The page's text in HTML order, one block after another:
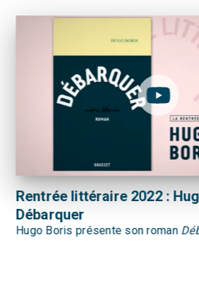
Rentrée littéraire 2022 :
Débarquer
Hugo Boris présente son roman